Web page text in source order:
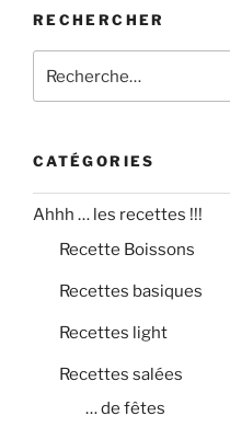
RECHERCHER
pour
CATÉGORIES
Ahhh … les recettes !!!
Recette Boissons
Recettes basiques
Recettes light
Recettes salées
… de fêtes